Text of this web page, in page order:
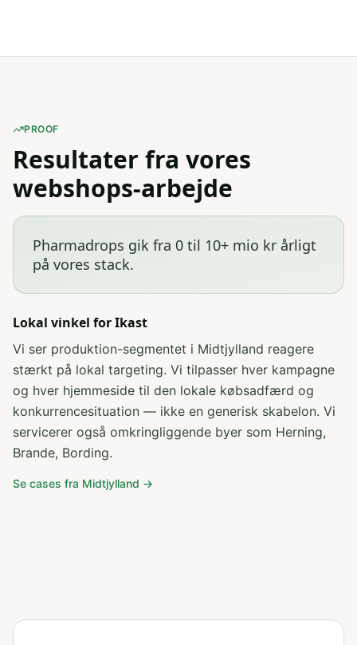
PROOF
Resultater fra vores
webshops-arbejde
Pharmadrops gik fra 0 til 10+ mio kr årligt
på vores stack.
Lokal vinkel forIkast
Vi ser produktion-segmentet i Midtjylland reagere
stærkt på lokal targeting. Vi tilpasser hver kampagne
og hver hjemmeside til den lokale købsadfærd og
konkurrencesituation — ikke en generisk skabelon. Vi
servicerer også omkringliggende byer som Herning,
Brande, Bording.
Se cases fra Midtjylland →